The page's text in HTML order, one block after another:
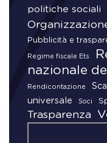
politiche sociali
Pubblicità e
Regime fiscale Ets
nazionale
Rendicontazione
universale
Soci
Trasparenza